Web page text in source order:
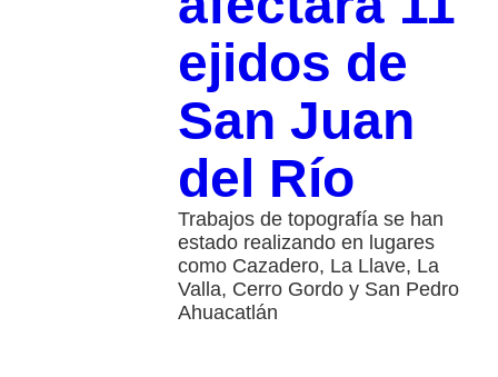
ejidos de
San Juan
del Río
Trabajos de topografía se han
estado realizando en lugares
como Cazadero, La Llave, La
Valla, Cerro Gordo y San Pedro
Ahuacatlán